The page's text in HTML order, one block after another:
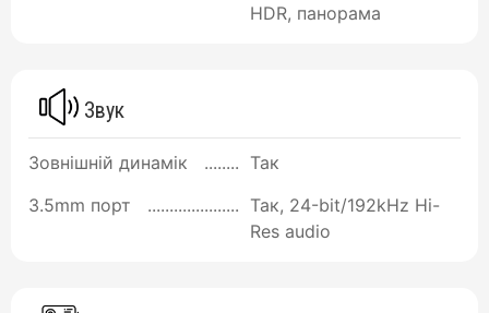
HDR, панорама
Звук
Зовнішній динамік
Так
3.5mm порт
Так, 24-bit/192kHz Hi-
Res audio